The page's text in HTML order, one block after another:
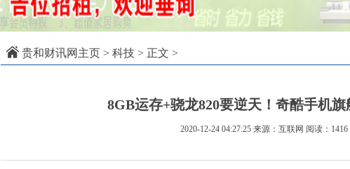
贵和财讯网主页 > 科技 > 正文 >
8GB运存+骁龙820要逆天！奇酷手机
2020-12-24 04:27:25 来源：互联网 阅读：1416